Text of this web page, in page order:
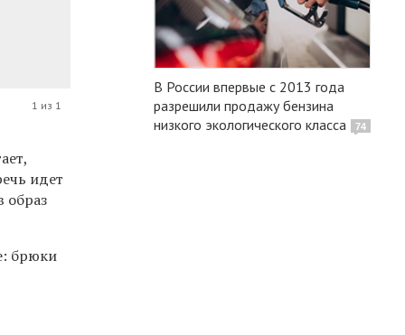
1 из 1
идет
образ
брюки
В России впервые с 2013 года
разрешили продажу бензина
низкого экологического класса
74